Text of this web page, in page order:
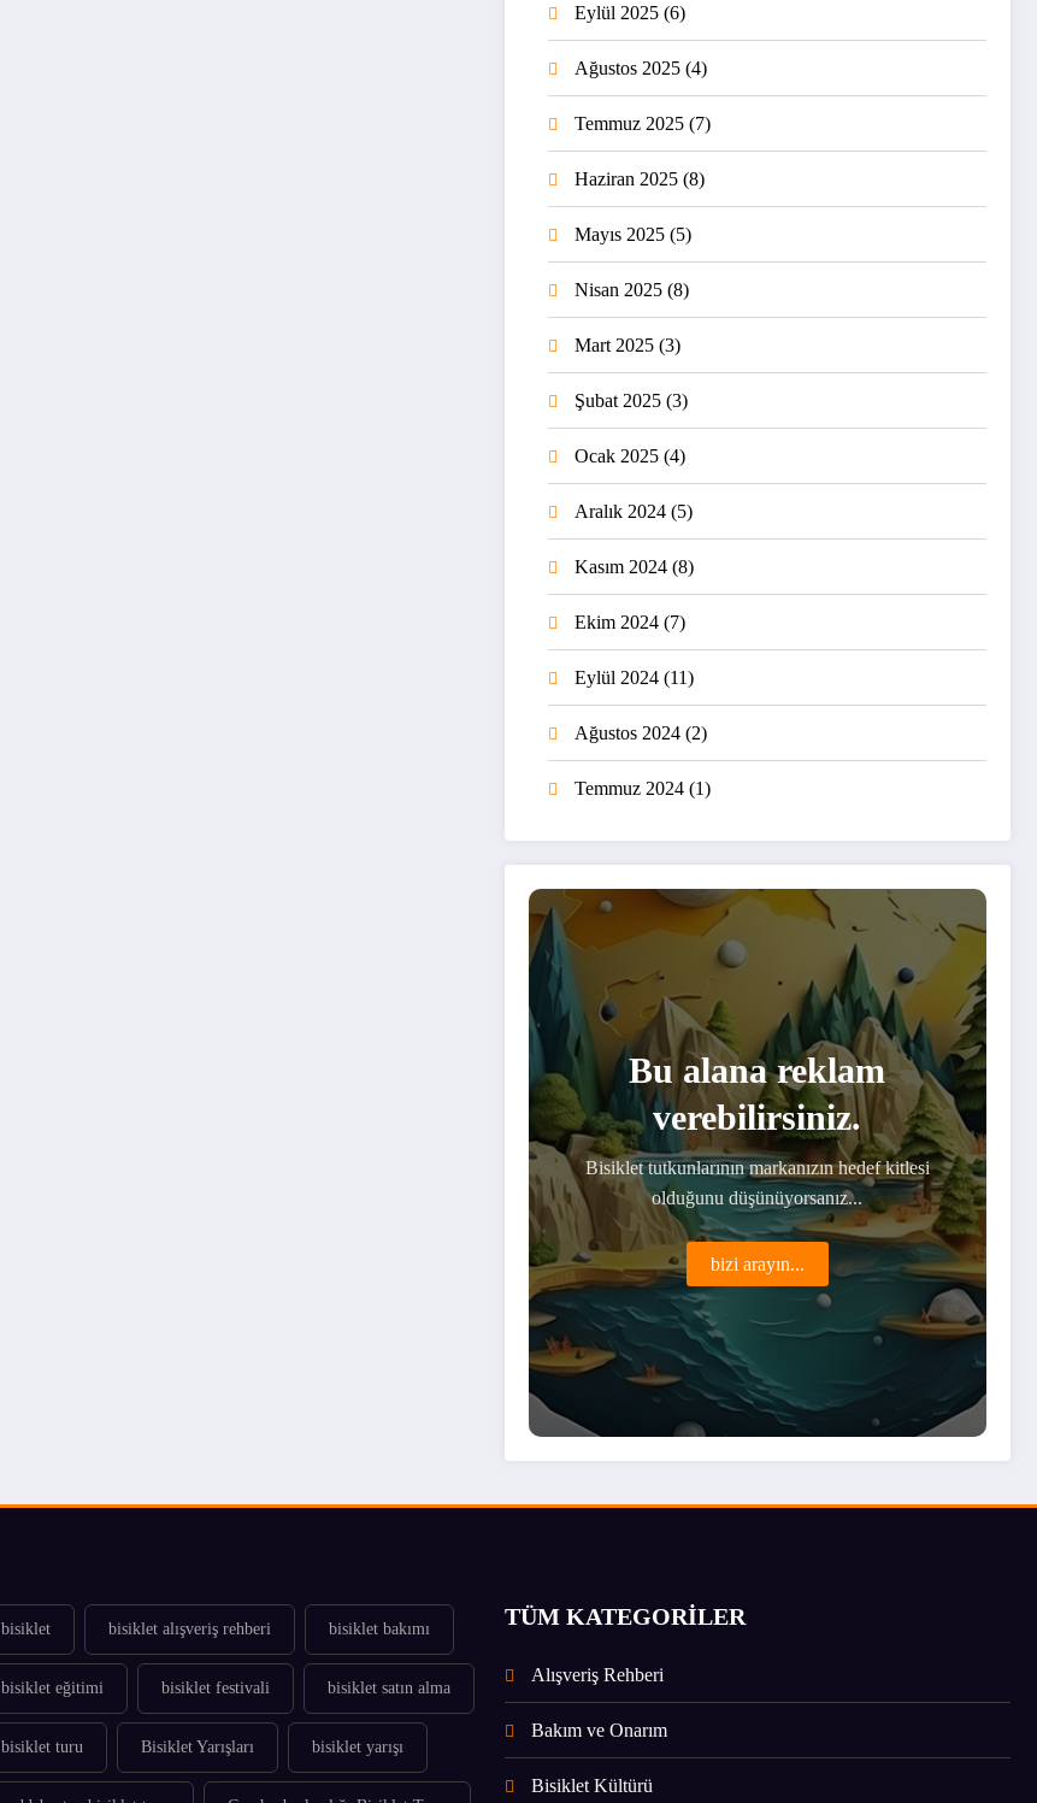
Eylül 2025 (6)
Ağustos 2025 (4)
Temmuz 2025 (7)
Haziran 2025 (8)
Mayıs 2025 (5)
Nisan 2025 (8)
Mart 2025 (3)
Şubat 2025 (3)
Ocak 2025 (4)
Aralık 2024 (5)
Kasım 2024 (8)
Ekim 2024 (7)
Eylül 2024 (11)
Ağustos 2024 (2)
Temmuz 2024 (1)
Bu alana reklam
verebilirsiniz.
Bisiklet tutkunlarının markanızın hedef kitlesi
olduğunu düşünüyorsanız...
bizi arayın...
bisiklet bisiklet alışveriş rehberi bisiklet bakımı
bisiklet eğitimi bisiklet festivali bisiklet satın alma
bisiklet turu Bisiklet Yarışları bisiklet yarışı
TÜM KATEGORİLER
Alışveriş Rehberi
Bakım ve Onarım
Bisiklet Kültürü